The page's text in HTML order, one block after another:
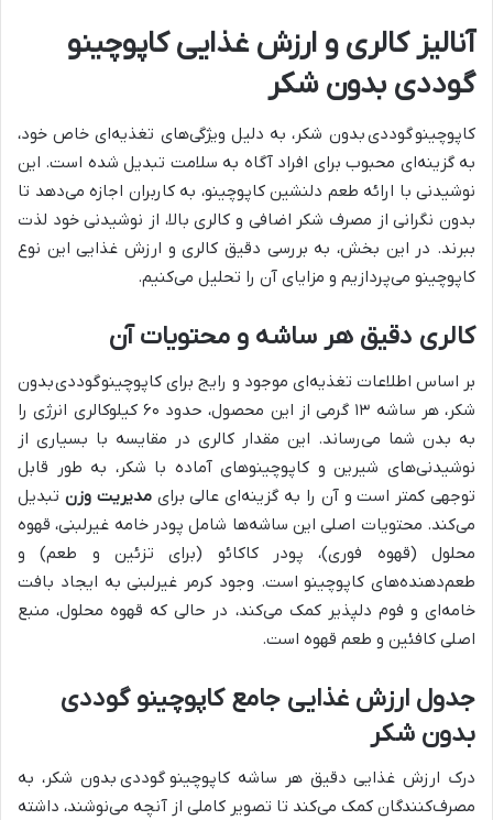
آنالیز کالری و ارزش غذایی کاپوچینو
گوددی بدون شکر
کاپوچینوگوددیبدون شکر، به دلیل ویژگی‌های تغذیه‌ای خاص خود،
به گزینه‌ای محبوب برای افراد آگاه به سلامت تبدیل شده است. این
نوشیدنی با ارائه طعم دلنشین کاپوچینو، به کاربران اجازه می‌دهد تا
بدون نگرانی از مصرف شکر اضافی و کالری بالا، از نوشیدنی خود لذت
ببرند. در این بخش، به بررسی دقیق کالری و ارزش غذایی این نوع
کاپوچینو می‌پردازیم و مزایای آن را تحلیل می‌کنیم.
کالری دقیق هر ساشه و محتویات آن
بر اساس اطلاعات تغذیه‌ای موجود و رایج برای کاپوچینوگوددیبدون
شکر، هر ساشه ۱۳ گرمی از این محصول، حدود ۶۰ کیلوکالری انرژی را
به بدن شما می‌رساند. این مقدار کالری در مقایسه با بسیاری از
نوشیدنی‌های شیرین‌ و کاپوچینوهای آماده با شکر، به طور قابل
توجهی کمتر است و آن را به گزینه‌ای عالی برایمدیریت وزن تبدیل
می‌کند. محتویات اصلی این ساشه‌ها شامل پودر خامه غیرلبنی، قهوه
محلول (قهوه فوری)، پودر کاکائو (برای تزئین و طعم) و
طعم‌دهنده‌های کاپوچینو است. وجود کرمر غیرلبنی به ایجاد بافت
خامه‌ای و فوم دلپذیر کمک می‌کند، در حالی که قهوه محلول، منبع
اصلی کافئین و طعم قهوه است.
جدول ارزش غذایی جامع کاپوچینو گوددی
بدون شکر
درک ارزش غذایی دقیق هر ساشه کاپوچینو گوددی بدون شکر، به
مصرف‌کنندگان کمک می‌کند تا تصویر کاملی از آنچه می‌نوشند، داشته